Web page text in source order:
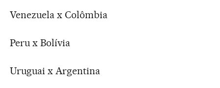
Venezuela x Colômbia
Peru x Bolívia
Uruguai x Argentina